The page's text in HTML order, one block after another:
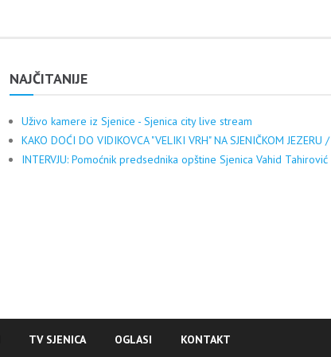
NAJČITANIJE
Uživo kamere iz Sjenice - Sjenica city live stream
KAKO DOĆI DO VIDIKOVCA "VELIKI VRH" NA SJENIČKOM
INTERVJU: Pomoćnik predsednika opštine Sjenica Vahid Tahirović
TV SJENICA OGLASI KONTAKT